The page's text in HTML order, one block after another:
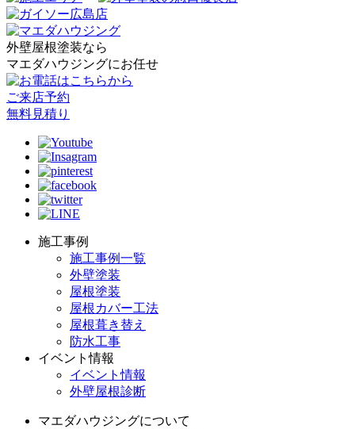
外壁屋根塗装なら
マエダハウジングにお任せ
ご来店予約
無料見積り
施工事例
施工事例一覧
外壁塗装
屋根塗装
屋根カバー工法
屋根葺き替え
防水工事
イベント情報
イベント情報
外壁屋根診断
マエダハウジングについて